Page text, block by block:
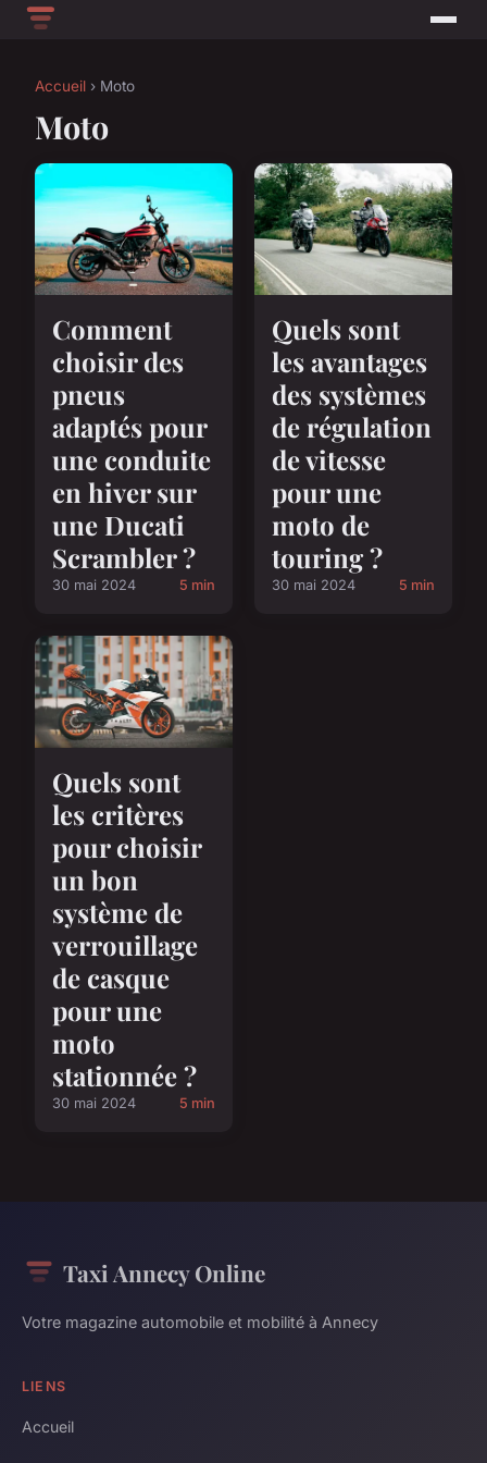
Accueil › Moto
Moto
Comment
choisir des
pneus
adaptés pour
une conduite
en hiver sur
une Ducati
Scrambler ?
30 mai 2024 5 min
Quels sont
les avantages
des systèmes
de régulation
de vitesse
pour une
moto de
touring ?
30 mai 2024 5 min
Quels sont
les critères
pour choisir
un bon
système de
verrouillage
de casque
pour une
moto
stationnée ?
30 mai 2024 5 min
Taxi Annecy Online
Votre magazine automobile et mobilité à Annecy
LIENS
Accueil